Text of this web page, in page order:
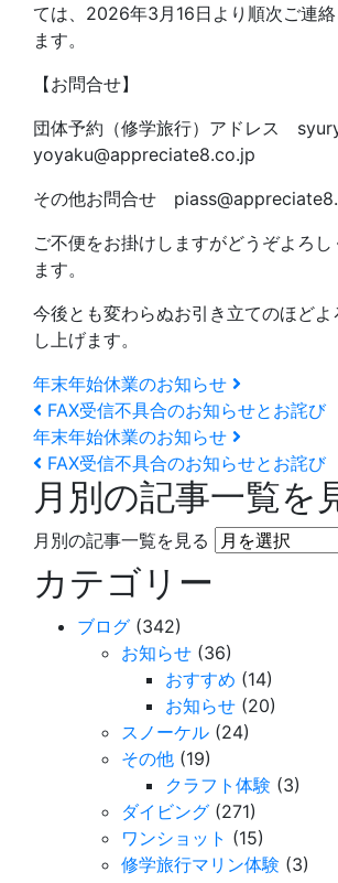
ては、2026年3月16日より順次ご連
ます。
【お問合せ】
団体予約（修学旅行）アドレス
yoyaku@appreciate8.co.jp
その他お問合せ
ご不便をお掛けしますがどうぞよろし
ます。
今後とも変わらぬお引き立てのほどよ
し上げます。
年末年始休業のお知らせ
FAX受信不具合のお知らせとお詫び
年末年始休業のお知らせ
FAX受信不具合のお知らせとお詫び
月別の記事一覧を
月別の記事一覧を見る
カテゴリー
ブログ (342)
お知らせ (36)
おすすめ (14)
お知らせ (20)
スノーケル (24)
その他 (19)
クラフト体験 (3)
ダイビング (271)
ワンショット (15)
修学旅行マリン体験 (3)